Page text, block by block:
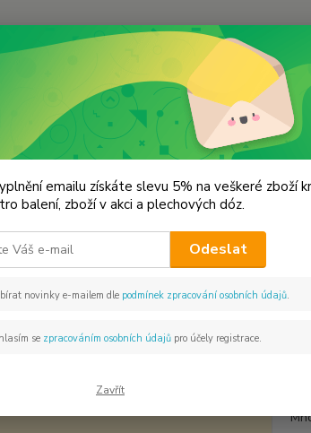
Bazalka
emailu získáte slevu 5% na veškeré zboží
balení, zboží v akci a plechových dóz.
Odeslat
novinky e-mailem dle podmínek zpracování osobních údajů.
se zpracováním osobních údajůpro účely registrace.
Zavřít